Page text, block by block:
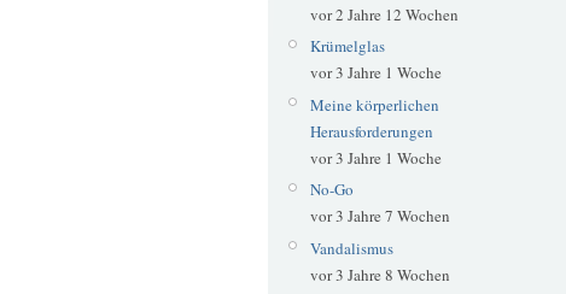
vor 2 Jahre 12 Wochen
Krümelglas
vor 3 Jahre 1 Woche
Meine körperlichen
Herausforderungen
vor 3 Jahre 1 Woche
No-Go
vor 3 Jahre 7 Wochen
Vandalismus
vor 3 Jahre 8 Wochen